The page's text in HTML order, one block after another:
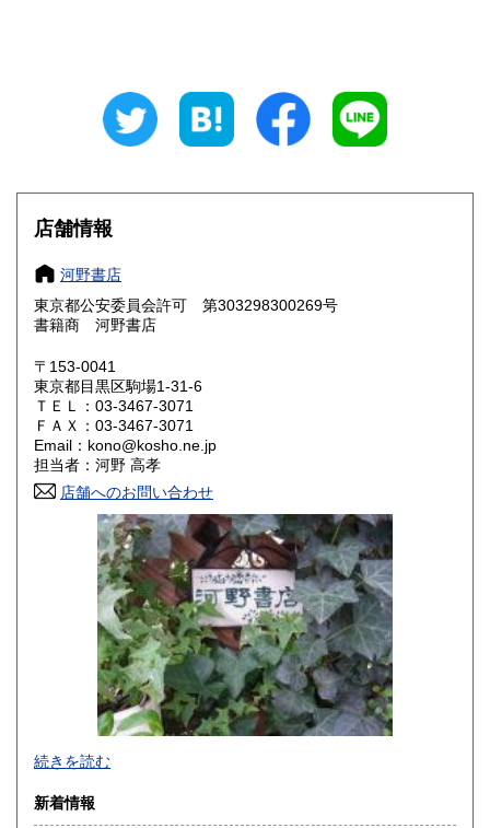
790円 三重県
大阪府
奈良県
鳥取県 850円 島根県
岡山県
山口県 850円
香川県 850円
高知県 850円
870円 長崎県
880円 大分県
880円 鹿児島県
1,450円
店舗情報
河野書店
東京都公安委員会許可 第303298300269号
書籍商 河野書店
〒153-0041
東京都目黒区駒場1-31-6
ＴＥＬ：03-3467-3071
ＦＡＸ：03-3467-3071
Email：kono@kosho.ne.jp
担当者：河野 高孝
店舗へのお問い合わせ
年末年始を除き毎日営業いたしております。
店頭での商品引渡しも可能です。その場合は事前にご一報く
公費、校費納入も承ります。
続きを読む
新着情報